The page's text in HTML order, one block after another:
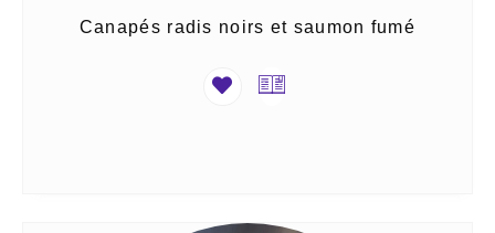
Canapés radis noirs et saumon fumé